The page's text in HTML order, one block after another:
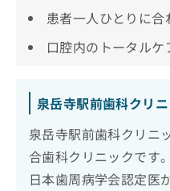
患者一人ひとりに
口腔内のトータルケ
泉岳寺駅前歯科クリ
泉岳寺駅前歯科クリニ
合歯科クリニックです。
日本歯周病学会認定医